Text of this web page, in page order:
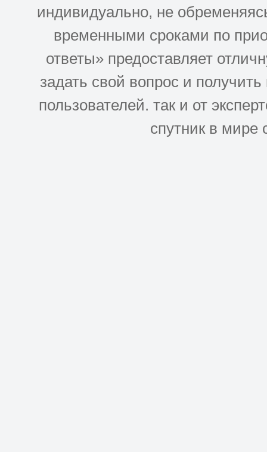
индивидуально, не
временными сроками по
ответы» предоставляет
задать свой вопрос и
пользователей. так и от
спутник в